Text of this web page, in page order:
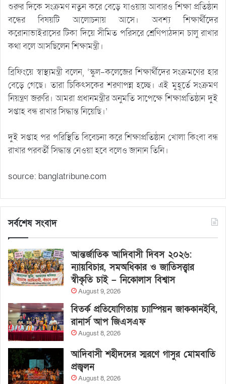
শুরুর দিকে সংক্রমণ নতুন করে বেড়ে যাওয়ায় আবারও শিক্ষা প্রতিষ্ঠান
বন্ধের বিষয়টি আলোচনায় আসে। অবশ্য শিক্ষার্থীদের
করোনাভাইরাসের টিকা দিয়ে সীমিত পরিসরে শ্রেণিপাঠদান চালু রাখার
কথা বলে আসছিলেন শিক্ষামন্ত্রী।
ব্রিফিংয়ে স্বাস্থ্যমন্ত্রী বলেন, ‘স্কুল-কলেজের শিক্ষার্থীদের সংক্রমণের হার
বেড়ে গেছে। তারা চিকিৎসকের শরণাপন্ন হচ্ছে। এই মুহূর্তে সংক্রমণ
নিয়ন্ত্রণ জরুরি। আমরা প্রধানমন্ত্রীর অনুমতি সাপেক্ষে শিক্ষাপ্রতিষ্ঠান দুই
সপ্তাহ বন্ধ রাখার সিদ্ধান্ত নিয়েছি।’
দুই সপ্তাহ পর পরিস্থিতি বিবেচনা করে শিক্ষাপ্রতিষ্ঠান খোলা কিংবা বন্ধ
রাখার পরবর্তী সিদ্ধান্ত নেওয়া হবে বলেও জানান তিনি।
source: banglatribune.com
সর্বশেষ সংবাদ
আন্তর্জাতিক আদিবাসী দিবস ২০২৬:
ন্যায়বিচার, সমঅধিকার ও জাতিসত্ত্বার
স্বীকৃতি চাই – নিকোলাস বিশ্বাস
August 9, 2026
বিতর্ক প্রতিযোগিতায় চ্যাম্পিয়ন জাককানইবি,
রানার্স আপ জিএসএফ
August 8, 2026
আদিবাসী শহীদদের স্মরণে গাসুর মোমবাতি
প্রজ্বলন
August 8, 2026